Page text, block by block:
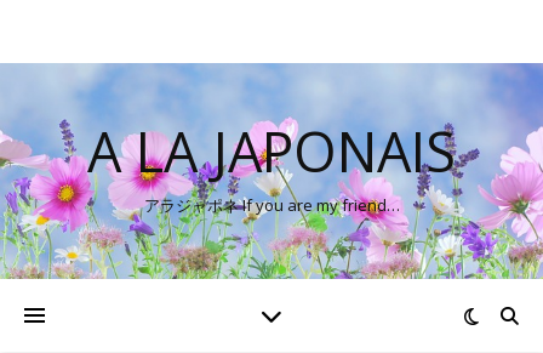
A LA JAPONAIS
アラジャポネ If you are my friend…